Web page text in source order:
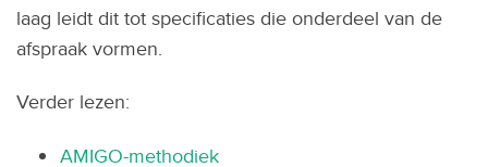
laag leidt dit tot specificaties die onderdeel van de
afspraak vormen.
Verder lezen:
AMIGO-methodiek